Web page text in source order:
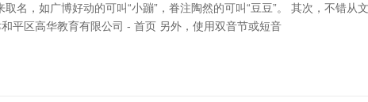
名，如广博好动的可叫“小蹦”，眷注陶然的可叫“豆豆”。 其次，不错
平区高华教育有限公司 - 首页 另外，使用双音节或短音